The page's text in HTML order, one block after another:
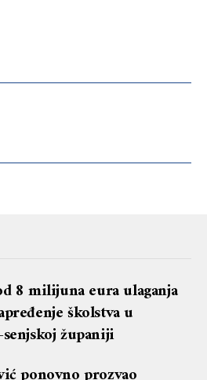
8 milijuna eura ulaganja
školstva u
županiji